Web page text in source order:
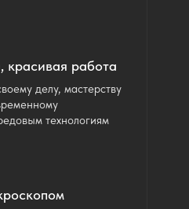
красивая работа
делу, мастерству
технологиям